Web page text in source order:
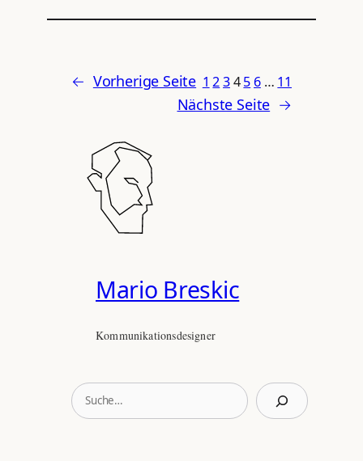
Mario Breskic
Kommunikationsdesigner
S
u
← Vorherige Seite 1 234 5 6 … 11
Nächste Seite →